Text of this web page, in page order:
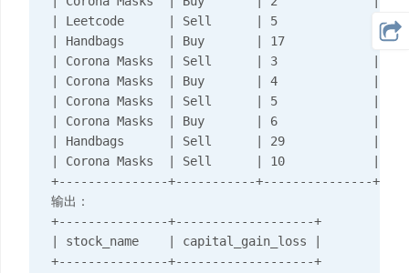
| Leetcode      | Sell      | 5             |
| Handbags      | Buy       | 17            |
| Corona Masks  | Sell      | 3             |
| Corona Masks  | Buy       | 4             |
| Corona Masks  | Sell      | 5             |
| Corona Masks  | Buy       | 6             |
| Handbags      | Sell      | 29            |
| Corona Masks  | Sell      | 10            |
+---------------+-----------+---------------
输出：
+---------------+-------------------+
| stock_name    | capital_gain_loss |
+---------------+-------------------+